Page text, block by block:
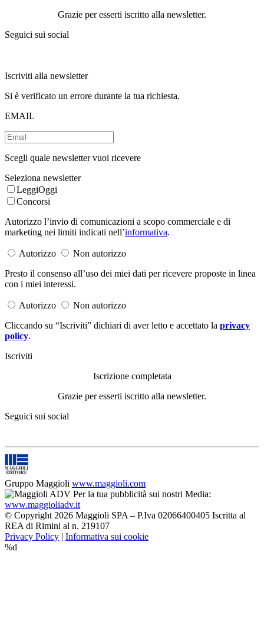
Grazie per esserti iscritto alla newsletter.
Seguici sui social
Iscriviti alla newsletter
Si è verificato un errore durante la tua richiesta.
EMAIL
Scegli quale newsletter vuoi ricevere
Seleziona newsletter
LeggiOggi
Concorsi
Autorizzo l’invio di comunicazioni a scopo commerciale e di
marketing nei limiti indicati nell’informativa.
Autorizzo
Non autorizzo
Presto il consenso all’uso dei miei dati per ricevere proposte in linea
con i miei interessi.
Autorizzo
Non autorizzo
Cliccando su “Iscriviti” dichiari di aver letto e accettato la privacy
policy.
Iscriviti
Iscrizione completata
Grazie per esserti iscritto alla newsletter.
Seguici sui social
Gruppo Maggioli www.maggioli.com
Per la tua pubblicità sui nostri Media:
www.maggioliadv.it
© Copyright 2026 Maggioli SPA – P.Iva 02066400405 Iscritta al
REA di Rimini al n. 219107
Privacy Policy | Informativa sui cookie
%d